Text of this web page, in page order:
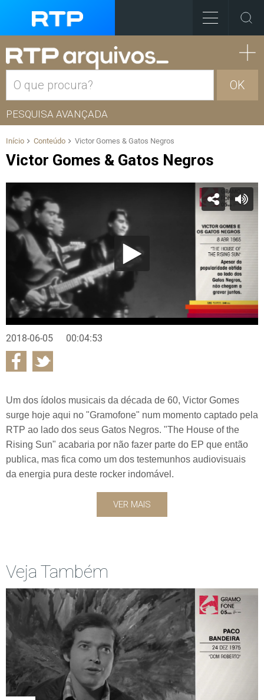
OK
PESQUISA AVANÇADA
Início Conteúdo Victor Gomes & Gatos Negros
Victor Gomes & Gatos Negros
2018-06-05 00:04:53
Um dos ídolos musicais da década de 60, Victor Gomes
surge hoje aqui no "Gramofone" num momento captado pela
RTP ao lado dos seus Gatos Negros. "The House of the
Rising Sun" acabaria por não fazer parte do EP que então
publica, mas fica como um dos testemunhos audiovisuais
da energia pura deste rocker indomável.
VER MAIS
Veja Também